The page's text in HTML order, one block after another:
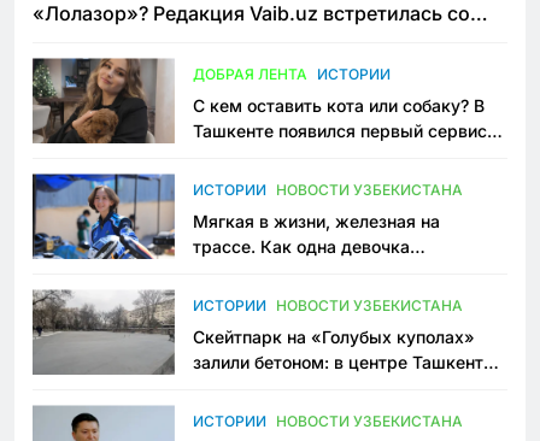
«Лолазор»? Редакция Vaib.uz встретилась со
ДОБРАЯ ЛЕНТА ИСТОРИИ
С кем оставить кота или собаку? В
Ташкенте появился первый сервис
ИСТОРИИ НОВОСТИ УЗБЕКИСТАНА
Мягкая в жизни, железная на
трассе. Как одна девочка
Узбекистане
ИСТОРИИ НОВОСТИ УЗБЕКИСТАНА
Скейтпарк на «Голубых куполах»
залили бетоном: в центре Ташкента
пространство
ИСТОРИИ НОВОСТИ УЗБЕКИСТАНА